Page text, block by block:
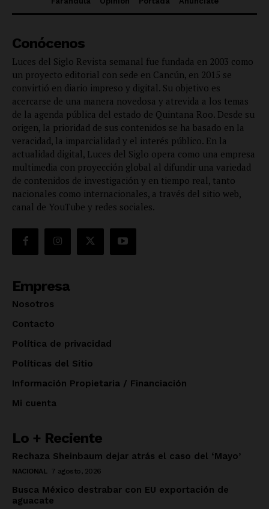
Conócenos
Luces del Siglo Revista semanal fue fundada en 2003 como
un proyecto editorial con sede en Cancún, en 2015 se
convirtió en diario impreso y digital. Su objetivo es
acercarse de una manera novedosa y atrevida a los temas
de la agenda pública del estado de Quintana Roo. Desde su
origen, la prioridad de sus contenidos se ha basado en la
veracidad, la imparcialidad y el interés público. En la
actualidad digital, Luces del Siglo opera como una empresa
multimedia con proyección global al difundir una variedad
de contenidos de investigación y en tiempo real, tanto
nacionales como internacionales, a través del sitio web,
canal de YouTube y redes sociales.
Empresa
Nosotros
Contacto
Política de privacidad
Políticas del Sitio
Información Propietaria / Financiación
Mi cuenta
Lo + Reciente
Rechaza Sheinbaum dejar atrás el caso del ‘Mayo’
NACIONAL 7 agosto, 2026
Busca México destrabar con EU exportación de
aguacate